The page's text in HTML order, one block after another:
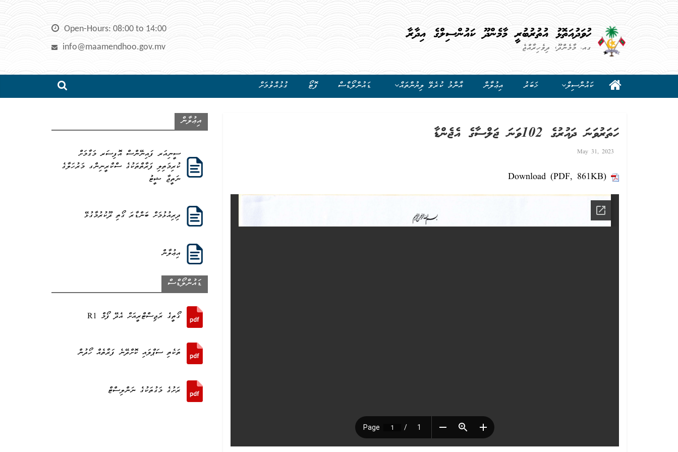
Skip
ހުވަދުއަތޮޅު އުތުރުބުރީ މާމެންދޫ ކައުންސިލްގެ އިދާރާ
ގއ. މާމެންދޫ، ދިވެހިރާއްޖެ
Open-Hours: 08:00 to 14:00
info@maamendhoo.gov.mv
ކައުންސިލް ޚަބަރު އިޢުލާން އާންމު ކުރެވޭ ލިޔުންތައް ޑައުންލޯޑްސް ފޮޓޯ ގުޅުއްވުމަށް
ހަތަރުވަނަ ދައުރުގެ 102ވަނަ ޖަލްސާގެ އެޖެންޑާ
May 31, 2023
Download (PDF, 861KB)
އިޢުލާން
ސީނިއަރ ފައިނޭންސް އޮފިސަރ މަގާމަށް
ކުރިމަތިލި ފަރާތްތަކުގެ ސްކްރީނިންގ މަރުހަލާގެ
ނަތީޖާ ޝީޓު
ދިރިއުޅުމަށް ބަންޑާރަ ގޯތި ދޫކުރުމާގުޅޭ
އިޢުލާން
ޑައުންލޯޑްސް
ގޯތީގެ ރަޖިސްޓްރީއަށް އެދޭ ފޯމް R1
ތަކެތި ސަޕްލައި ކޮށްދޭނެ ފަރާތެއް ހޯދުން
ރަށުގެ މަގުތަކުގެ ނަންލިސްޓް